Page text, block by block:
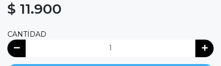
$ 11.900
CANTIDAD